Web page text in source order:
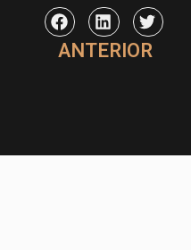
ANTERIOR